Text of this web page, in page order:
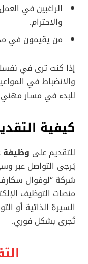
الراغبين في
والاحترام.
من يقيمون في
إذا كنت ترى في نفسك
والانضباط في
للبدء في مسار
كيفية
للتقديم على وظيفة
يُرجى التواصل عبر
شركة “لوفوال
منصات التوظيف
السيرة الذاتية أو
تُجرى بشكل فوري.